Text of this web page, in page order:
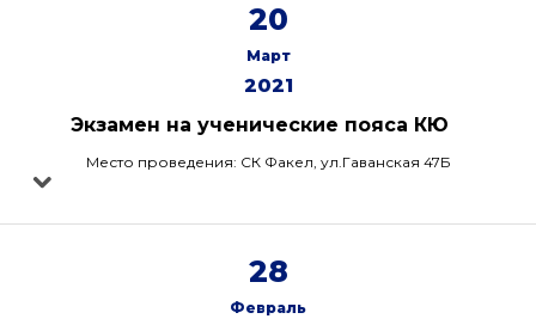
20
Март
2021
Экзамен на ученические пояса КЮ
Место проведения: СК Факел, ул.Гаванская 47Б
28
Февраль